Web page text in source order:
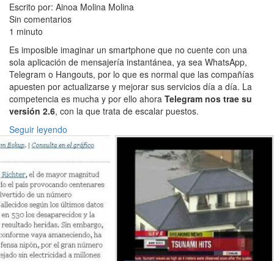
Escrito por: Ainoa Molina Molina
Sin comentarios
1 minuto
Es imposible imaginar un smartphone que no cuente con una
sola aplicación de mensajería instantánea, ya sea WhatsApp,
Telegram o Hangouts, por lo que es normal que las compañías
apuesten por actualizarse y mejorar sus servicios día a día. La
competencia es mucha y por ello ahora Telegram nos trae su
versión 2.6, con la que trata de escalar puestos.
Seguir leyendo